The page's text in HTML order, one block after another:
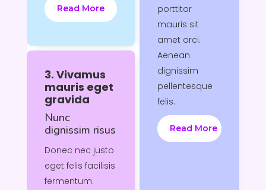
porttitor
mauris sit
amet orci.
Aenean
dignissim
pellentesque
felis.
Read More
Read More
3. Vivamus
mauris eget
gravida
Nunc
dignissim risus
Donec nec justo
eget felis facilisis
fermentum.